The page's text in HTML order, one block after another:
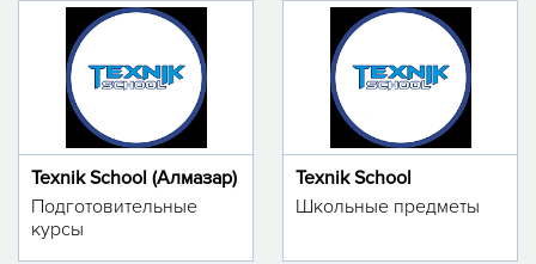
Texnik School (Алмазар)
Подготовительные
курсы
Texnik School
Школьные предметы